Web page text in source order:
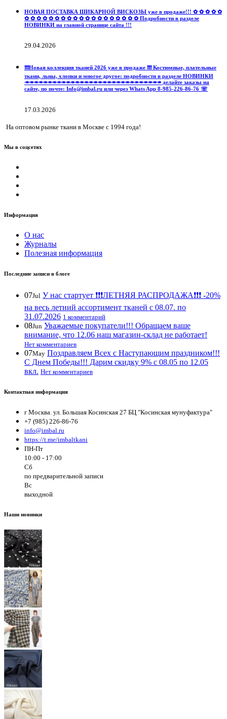
НОВАЯ ПОСТАВКА ШИКАРНОЙ ВИСКОЗЫ уже в продаже!!! ✿ ✿ ✿ ✿ ✿
✿ ✿ ✿ ✿ ✿ ✿ ✿ ✿ ✿ ✿ ✿ ✿ ✿ ✿ ✿ ✿ ✿ ✿ ✿ Подробности в разделе
НОВИНКИ на главной странице сайта !!!
29.04.2026
❗️❗️❗️Новая коллекция тканей 2026 уже в продаже ❗️❗️❗️ Костюмные, плательные
ткани, льны, хлопки и многое другое: подробности в разделе НОВИНКИ
↠↠↠↠↠↠↠↠↠↠↠↠↠↠↠↠↠↠↠↠↠↠↠↠↠↠↠↠↠↠ делайте заказы на
сайте, по почте: Info@imbal.ru или через Whats App 8-985-226-86-76 ☏
17.03.2026
На оптовом рынке ткани в Москве с 1994 года!
Мы в соцсетях
Информация
О нас
Журналы
Полезная информация
Последние записи в блоге
07Jul У нас стартует ❗️❗️❗️ЛЕТНЯЯ РАСПРОДАЖА❗️❗️❗️ -20%
на весь летний ассортимент тканей с 08.07. по
31.07.2026 1 комментарий
08Jun Уважаемые покупатели!!! Обращаем ваше
внимание, что 12.06 наш магазин-склад не работает!
Нет комментариев
07May Поздравляем Всех с Наступающим праздником!!!
С Днем Победы!!! Дарим скидку 9% с 08.05 по 12.05
вкл. Нет комментариев
Контактная информация
г Москва. ул. Большая Косинская 27 БЦ "Косинская мунуфактура"
+7 (985) 226-86-76
info@imbal.ru
https://t.me/imbaltkani
ПН-Пт
10:00 - 17:00
Сб
по предварительной записи
Вс
выходной
Наши новинки